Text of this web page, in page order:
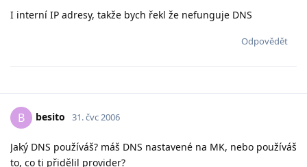
I interní IP adresy, takže bych řekl že nefunguje DNS
Odpovědět
B besito 31. čvc 2006
Jaký DNS používáš? máš DNS nastavené na MK, nebo používáš
to, co ti přidělil provider?